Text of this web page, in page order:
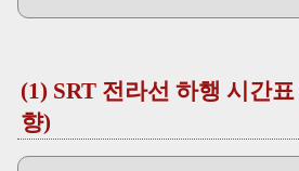
(1) SRT 전라선 하행 시간
향)